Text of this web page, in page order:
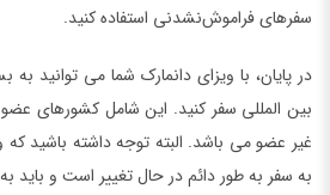
سفرهای فراموش‌نشدنی استفاده کنید.
در پایان، با ویزای دانمارک شما می توانید به
بین المللی سفر کنید. این شامل کشورهای
غیر عضو می باشد. البته توجه داشته باشید
به سفر به طور دائم در حال تغییر است و